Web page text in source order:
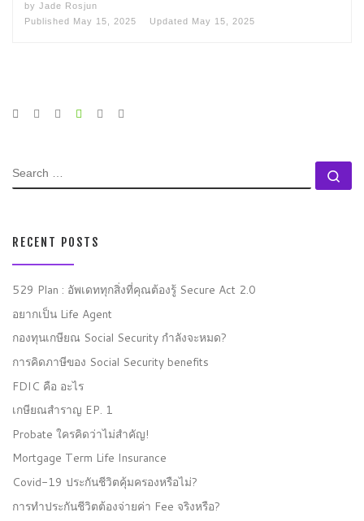
by Jade Rosjun
Published
May 15, 2025 Updated May 15, 2025
SEARCH
RECENT POSTS
529 Plan : อัพเดททุกสิ่งที่คุณต้องรู้ Secure Act 2.0
อยากเป็น Life Agent
กองทุนเกษียณ Social Security กำลังจะหมด?
การคิดภาษีของ Social Security benefits
FDIC คือ อะไร
เกษียณสำราญ EP. 1
Probate ใครคิดว่าไม่สำคัญ!
Mortgage Term Life Insurance
Covid-19 ประกันชีวิตคุ้มครองหรือไม่?
การทำประกันชีวิตต้องจ่ายค่า Fee จริงหรือ?